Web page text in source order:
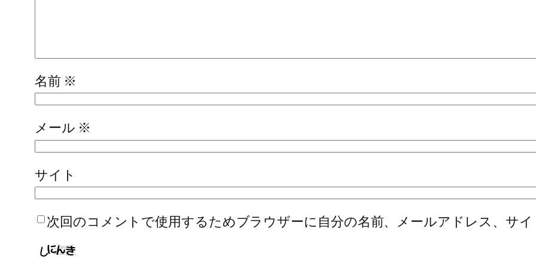
名前 ※
メール ※
サイト
次回のコメントで使用するためブラウザーに自分の名前、メールアドレス、サイ